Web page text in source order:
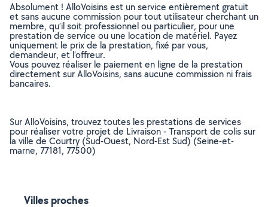
Absolument ! AlloVoisins est un service entièrement gratuit
et sans aucune commission pour tout utilisateur cherchant un
membre, qu’il soit professionnel ou particulier, pour une
prestation de service ou une location de matériel. Payez
uniquement le prix de la prestation, fixé par vous,
demandeur, et l’offreur.
Vous pouvez réaliser le paiement en ligne de la prestation
directement sur AlloVoisins, sans aucune commission ni frais
bancaires.
Sur AlloVoisins, trouvez toutes les prestations de services
pour réaliser votre projet de Livraison - Transport de colis sur
la ville de Courtry (Sud-Ouest, Nord-Est Sud) (Seine-et-
marne, 77181, 77500)
Villes proches